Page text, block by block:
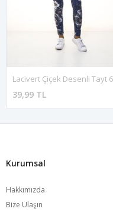
39,99 TL
Kurumsal
Hakkımızda
Bize Ulaşın